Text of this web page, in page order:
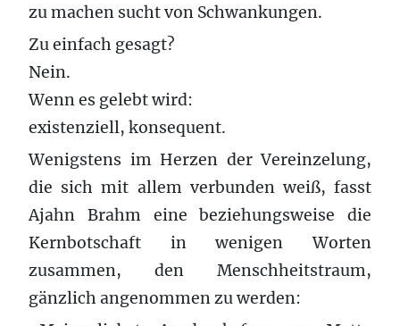
zu machen sucht von Schwankungen.
Zu einfach gesagt?
Nein.
Wenn es gelebt wird:
existenziell, konsequent.
Wenigstens im Herzen der Vereinzelung,
die sich mit allem verbunden weiß, fasst
Ajahn Brahm eine beziehungsweise die
Kernbotschaft in wenigen Worten
zusammen, den Menschheitstraum,
gänzlich angenommen zu werden: